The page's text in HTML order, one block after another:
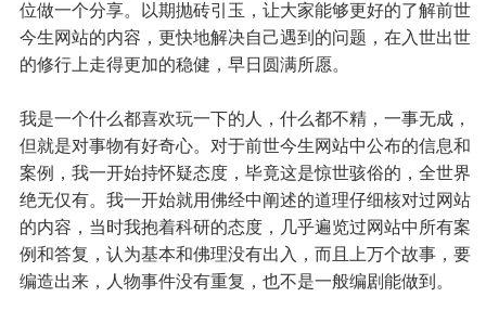
位做一个分享。以期抛砖引玉，让大家能够更好的了解前世
今生网站的内容，更快地解决自己遇到的问题，在入世出世
的修行上走得更加的稳健，早日圆满所愿。
我是一个什么都喜欢玩一下的人，什么都不精，一事无成，
但就是对事物有好奇心。对于前世今生网站中公布的信息和
案例，我一开始持怀疑态度，毕竟这是惊世骇俗的，全世界
绝无仅有。我一开始就用佛经中阐述的道理仔细核对过网站
的内容，当时我抱着科研的态度，几乎遍览过网站中所有案
例和答复，认为基本和佛理没有出入，而且上万个故事，要
编造出来，人物事件没有重复，也不是一般编剧能做到。